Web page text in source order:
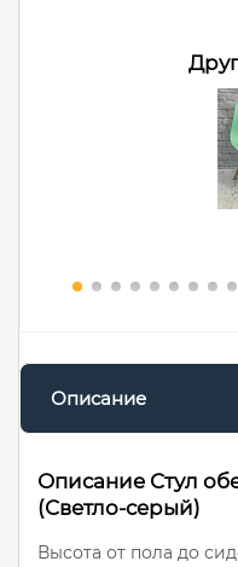
Описание
Описание Стул
(Светло-серый)
Высота от пола до